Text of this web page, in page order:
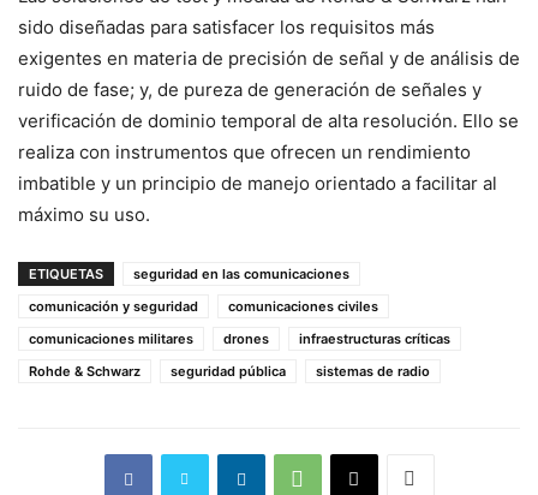
sido diseñadas para satisfacer los requisitos más
exigentes en materia de precisión de señal y de análisis de
ruido de fase; y, de pureza de generación de señales y
verificación de dominio temporal de alta resolución. Ello se
realiza con instrumentos que ofrecen un rendimiento
imbatible y un principio de manejo orientado a facilitar al
máximo su uso.
ETIQUETAS
seguridad en las comunicaciones
comunicación y seguridad
comunicaciones civiles
comunicaciones militares
drones
infraestructuras críticas
Rohde & Schwarz
seguridad pública sistemas de radio